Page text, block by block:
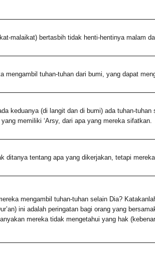
malaikat) bertasbih tidak henti-hentinya malam
mengambil tuhan-tuhan dari bumi, yang dapat
keduanya (di langit dan di bumi) ada tuhan-
memiliki ‘Arsy, dari apa yang mereka sifatkan.
ditanya tentang apa yang dikerjakan, tetapi
mengambil tuhan-tuhan selain Dia?
ini adalah peringatan bagi orang yang
mereka tidak mengetahui yang hak